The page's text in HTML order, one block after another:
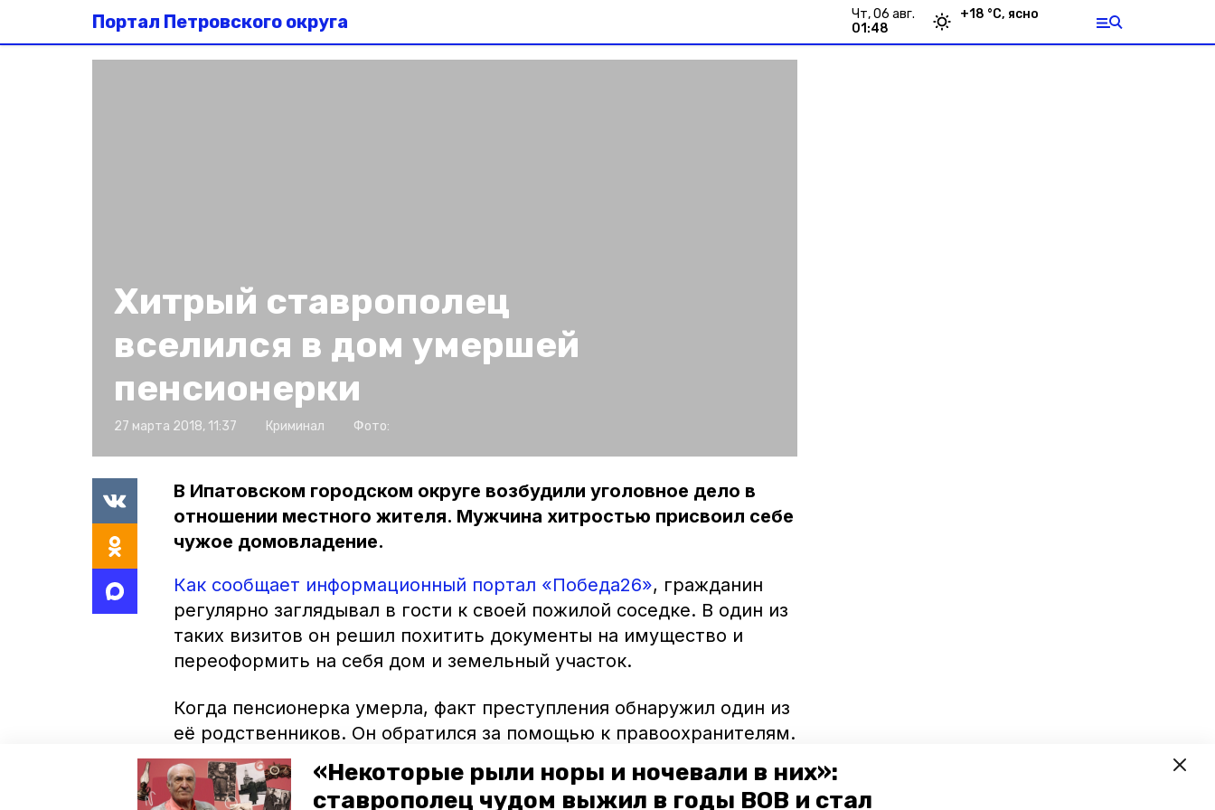
«Некоторые рыли норы и ночевали в них»:
ставрополец чудом выжил в годы ВОВ и стал
Портал Петровского округа
чт, 06 авг.
01:48
+18 °С, ясно
Хитрый ставрополец
вселился в дом умершей
пенсионерки
27 марта 2018, 11:37 Криминал Фото:
В Ипатовском городском округе возбудили уголовное дело в
отношении местного жителя. Мужчина хитростью присвоил себе
чужое домовладение.
Как сообщает информационный портал «Победа26», гражданин
регулярно заглядывал в гости к своей пожилой соседке. В один из
таких визитов он решил похитить документы на имущество и
переоформить на себя дом и земельный участок.
Когда пенсионерка умерла, факт преступления обнаружил один из
её родственников. Он обратился за помощью к правоохранителям.
Вскоре полицейские задержали злоумышленника. За
мошенничество ему грозит лишение свободы сроком до пяти лет.